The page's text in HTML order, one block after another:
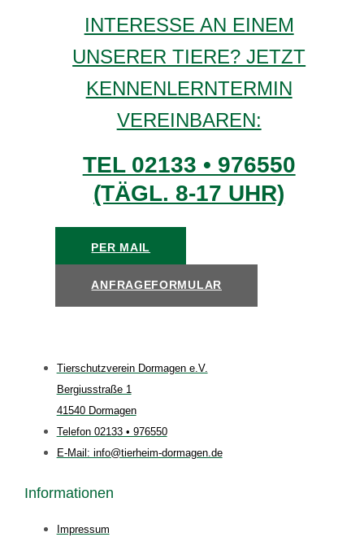
INTERESSE AN EINEM
UNSERER TIERE? JETZT
KENNENLERNTERMIN
VEREINBAREN:
TEL 02133 • 976550
(TÄGL. 8-17 UHR)
PER MAIL
ANFRAGEFORMULAR
Tierschutzverein Dormagen e.V.
Bergiusstraße 1
41540 Dormagen
Telefon 02133 • 976550
E-Mail: info@tierheim-dormagen.de
Informationen
Impressum